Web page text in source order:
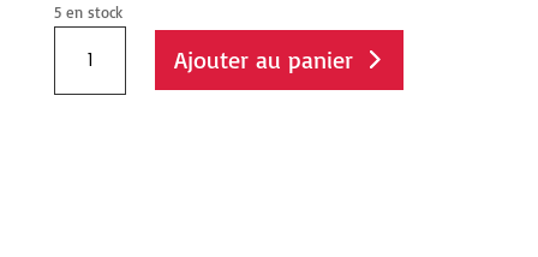
5 en stock
Perroquet
Ajouter au panier